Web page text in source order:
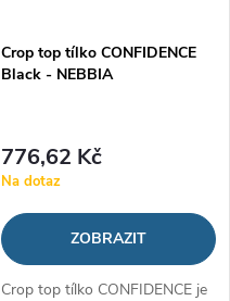
Crop top tílko CONFIDENCE
Black - NEBBIA
776,62 Kč
Na dotaz
ZOBRAZIT
Crop top tílko CONFIDENCE je